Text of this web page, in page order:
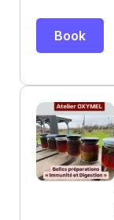
Book